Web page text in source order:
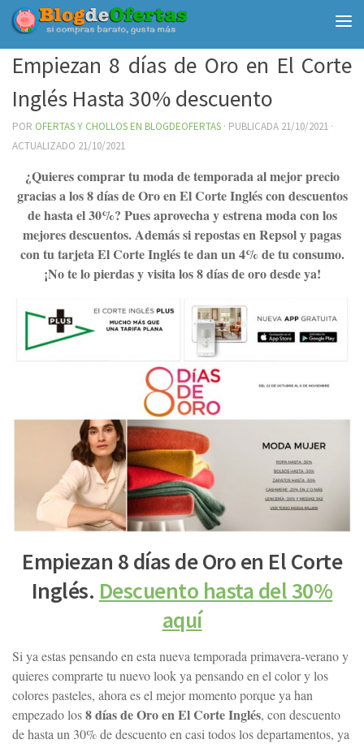
Debajo del contenido
Empiezan 8 días de Oro en El Corte
Inglés Hasta 30% descuento
POR OFERTAS Y CHOLLOS EN BLOGDEOFERTAS · PUBLICADA 21/10/2021 ·
ACTUALIZADO 21/10/2021
¿Quieres comprar tu moda de temporada al mejor precio
gracias a los 8 días de Oro en El Corte Inglés con descuentos
de hasta el 30%? Pues aprovecha y estrena moda con los
mejores descuentos. Además si repostas en Repsol y pagas
con tu tarjeta El Corte Inglés te dan un 4% de tu consumo.
¡No te lo pierdas y visita los 8 días de oro desde ya!
Empiezan 8 días de Oro en El Corte
Inglés. Descuento hasta del 30%
aquí
Si ya estas pensando en esta nueva temporada primavera-verano y
quieres comprarte tu nuevo look ya pensando en el color y los
colores pasteles, ahora es el mejor momento porque ya han
empezado los8 días de Oro en El Corte Inglés, con descuento
de hasta un 30% de descuento en casi todos los departamentos, ya